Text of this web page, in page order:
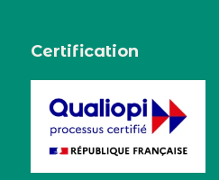
Certification